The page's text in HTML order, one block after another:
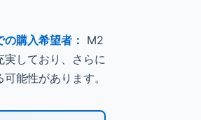
購入希望者：
M2
実しており、さらに
能性があります。